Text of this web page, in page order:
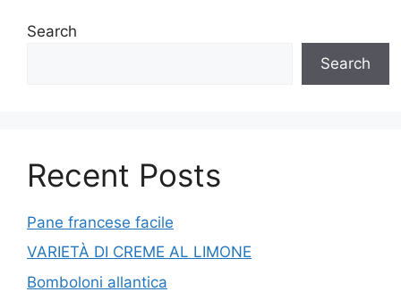
Search
Search
Recent Posts
Pane francese facile
VARIETÀ DI CREME AL LIMONE
Bomboloni allantica